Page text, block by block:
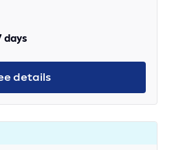
days
details